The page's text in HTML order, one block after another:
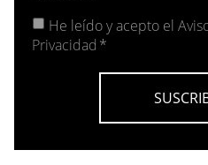
He leído y acepto el
Privacidad *